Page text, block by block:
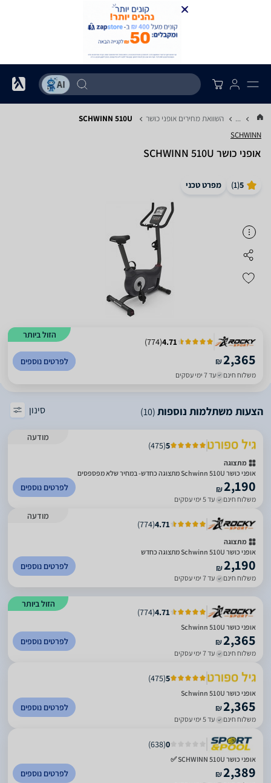
... השוואת מחירים אופני כושר SCHWINN 510U
SCHWINN
אופני כושר SCHWINN 510U
5
(
1
) מפרט טכני
הזול ביותר
4.71
(
774
)
₪2,365
משלוח חינם עד 7 ימי עסקים
לפרטים נוספים
הצעות משתלמות נוספות(10) סינון
מודעה
5
(
475
)
מתצוגה
אופני כושר Schwinn 510U מתצוגה כחדש- במחיר שלא מפספסים
2,190
₪
משלוח חינם עד 5 ימי עסקים
לפרטים נוספים
מודעה
4.71
(
774
)
מתצוגה
אופני כושר Schwinn 510U מתצוגה כחדש
2,190
₪
משלוח חינם עד 7 ימי עסקים
לפרטים נוספים
הזול ביותר
4.71
(
774
)
אופני כושר Schwinn 510U
₪2,365
משלוח חינם עד 7 ימי עסקים
לפרטים נוספים
5
(
475
)
אופני כושר Schwinn 510U
₪2,365
משלוח חינם עד 5 ימי עסקים
לפרטים נוספים
0
(
638
)
אופני כושר SCHWINN 510U ✅
₪2,389 לפרטים נוספים